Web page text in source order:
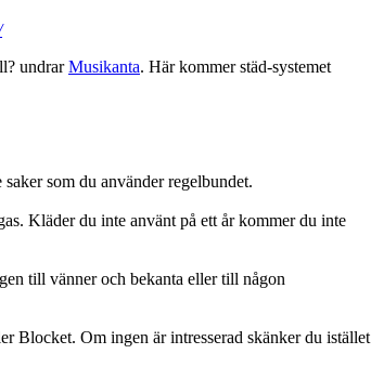
undrarMusikanta. Här kommer städ-systemet
som du använder regelbundet.
Kläder du inte använt på ett år kommer du inte
till vänner och bekanta eller till någon
Blocket. Om ingen är intresserad skänker du istället